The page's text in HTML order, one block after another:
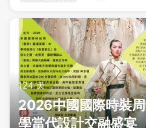
124 天
2026中國國際時裝
學當代設計交融盛宴